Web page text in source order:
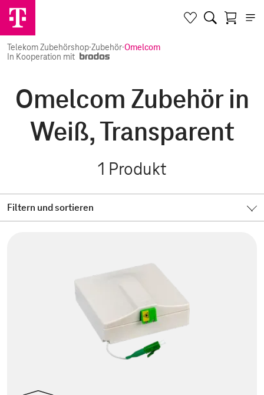
Telekom Zubehörshop·Zubehör·Omelcom
In Kooperation mit
Omelcom Zubehör in
Weiß, Transparent
1 Produkt
Filtern und sortieren